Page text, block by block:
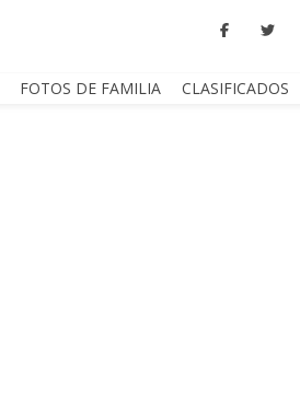
FOTOS DE FAMILIA CLASIFICADOS